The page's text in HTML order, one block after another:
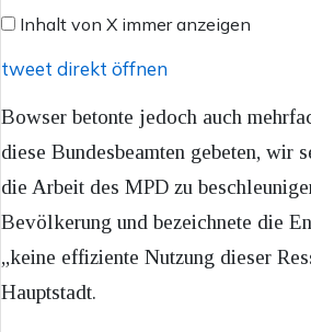
anzeigen
Inhalt von X immer anzeigen
tweet direkt öffnen
Bowser betonte jedoch auch
diese Bundesbeamten gebeten, wir
die Arbeit des MPD zu
Bevölkerung und bezeichnete die
„keine effiziente Nutzung dieser
Hauptstadt.